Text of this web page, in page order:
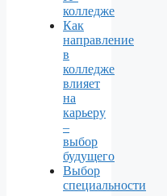
колледже
Как
направление
в
колледже
влияет
на
карьеру
–
выбор
будущего
Выбор
специальности